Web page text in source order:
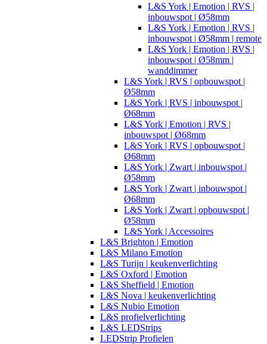
L&S York | Emotion | RVS |
inbouwspot | Ø58mm
L&S York | Emotion | RVS |
inbouwspot | Ø58mm | remote
L&S York | Emotion | RVS |
inbouwspot | Ø58mm |
wanddimmer
L&S York | RVS | opbouwspot |
Ø58mm
L&S York | RVS | inbouwspot |
Ø68mm
L&S York | Emotion | RVS |
inbouwspot | Ø68mm
L&S York | RVS | opbouwspot |
Ø68mm
L&S York | Zwart | inbouwspot |
Ø58mm
L&S York | Zwart | inbouwspot |
Ø68mm
L&S York | Zwart | opbouwspot |
Ø58mm
L&S York | Accessoires
L&S Brighton | Emotion
L&S Milano Emotion
L&S Turijn | keukenverlichting
L&S Oxford | Emotion
L&S Sheffield | Emotion
L&S Nova | keukenverlichting
L&S Nubio Emotion
L&S profielverlichting
L&S LEDStrips
LEDStrip Profielen